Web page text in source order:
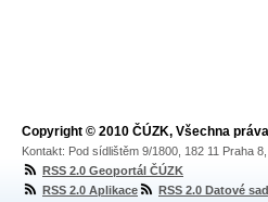
Copyright © 2010 ČÚZK, Všechna
Kontakt: Pod sídlištěm 9/1800, 182 11 Praha
RSS 2.0 Geoportál ČÚZK
RSS 2.0 Aplikace
RSS 2.0 Datové